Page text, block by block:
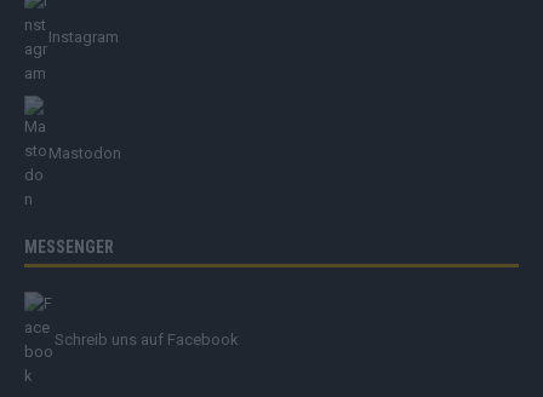
Instagram
Mastodon
MESSENGER
Schreib uns auf Facebook